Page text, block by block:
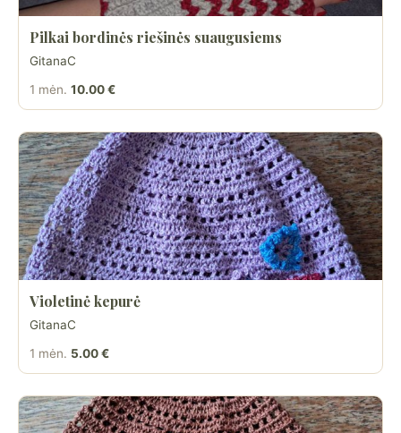
Pilkai bordinės riešinės suaugusiems
GitanaC
1 mėn. 10.00 €
Violetinė kepurė
GitanaC
1 mėn. 5.00 €